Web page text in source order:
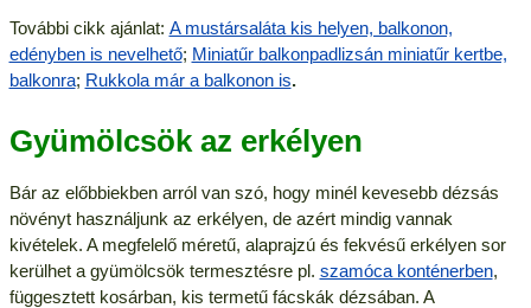
További cikk ajánlat: A mustársaláta kis helyen, balkonon,
edényben is nevelhető; Miniatűr balkonpadlizsán miniatűr kertbe,
balkonra; Rukkola már a balkonon is.
Gyümölcsök az erkélyen
Bár az előbbiekben arról van szó, hogy minél kevesebb dézsás
növényt használjunk az erkélyen, de azért mindig vannak
kivételek. A megfelelő méretű, alaprajzú és fekvésű erkélyen sor
kerülhet a gyümölcsök termesztésre pl. szamóca konténerben,
függesztett kosárban, kis termetű fácskák dézsában. A